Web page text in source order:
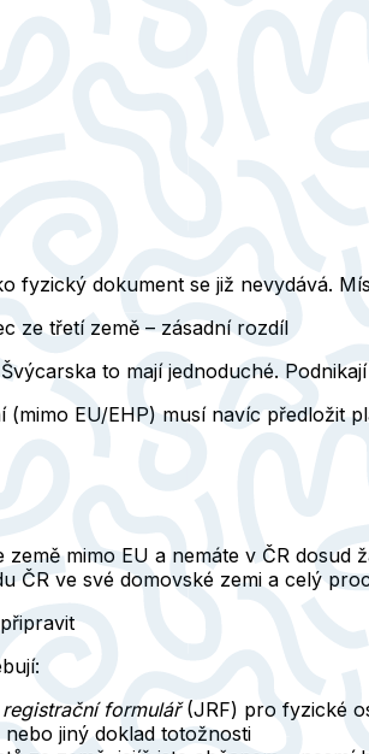
fyzický dokument se již nevydává.
ze třetí země – zásadní rozdíl
to mají jednoduché.
(mimo EU/EHP) musí navíc předložit
země mimo EU a nemáte v ČR
ČR ve své domovské zemi a celý
formulář(JRF) pro fyzické
jiný doklad totožnosti